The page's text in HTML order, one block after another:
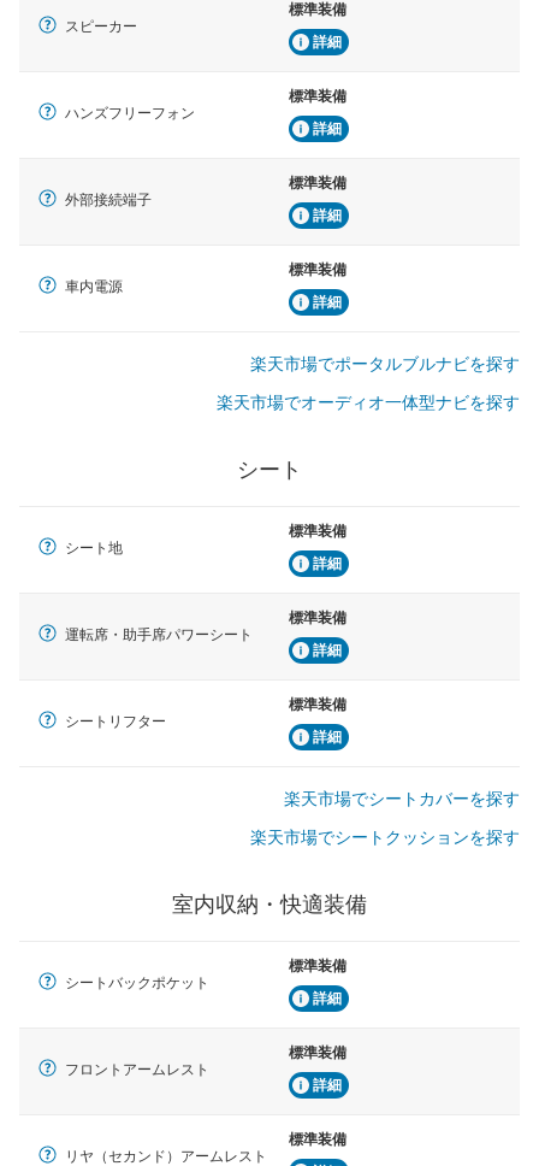
スピーカー
標準装備
詳細
ハンズフリーフォン
標準装備
詳細
外部接続端子
標準装備
詳細
車内電源
標準装備
詳細
楽天市場でポータルブルナビを探す
楽天市場でオーディオ一体型ナビを探す
シート
シート地
標準装備
詳細
運転席・助手席パワーシート
標準装備
詳細
シートリフター
標準装備
詳細
楽天市場でシートカバーを探す
楽天市場でシートクッションを探す
室内収納・快適装備
シートバックポケット
標準装備
詳細
フロントアームレスト
標準装備
詳細
リヤ（セカンド）アームレスト
標準装備